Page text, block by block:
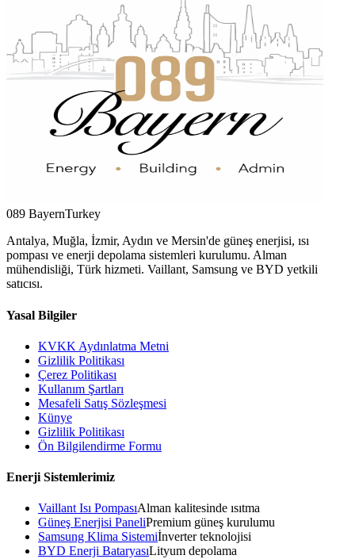
089 BayernTurkey
Antalya, Muğla, İzmir, Aydın ve Mersin'de güneş enerjisi, ısı
pompası ve enerji depolama sistemleri kurulumu. Alman
mühendisliği, Türk hizmeti. Vaillant, Samsung ve BYD yetkili
satıcısı.
Yasal Bilgiler
KVKK Aydınlatma Metni
Gizlilik Politikası
Çerez Politikası
Kullanım Şartları
Mesafeli Satış Sözleşmesi
Künye
Gizlilik Politikası
Ön Bilgilendirme Formu
Enerji Sistemlerimiz
Vaillant Isı PompasıAlman kalitesinde ısıtma
Güneş Enerjisi PaneliPremium güneş kurulumu
Samsung Klima Sistemiİnverter teknolojisi
BYD Enerji BataryasıLityum depolama